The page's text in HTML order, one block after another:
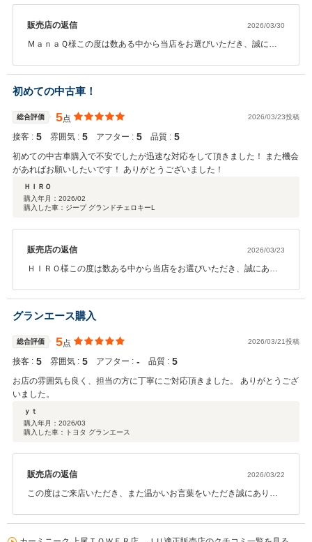
販売店の返信 2026/03/30
ＭａｎａＱ様この度は数ある中から当店をお選びいただき、誠にあ
す。 温かいお言葉を励みに、今後もより良いサービスを提供してま
いります。 またお会いできる日を楽しみにしております。
初めての中古車！
総合評価 5点 2026/03/23投稿
接客 : 5 雰囲気 : 5 アフター : 5 品質 : 5
初めての中古車購入で不安でしたが迅速な対応をして頂きました！ また機会
があればお願いしたいです！ ありがとうございました！
ＨＩＲＯ
購入年月： 2026/02
購入した車：ジープ グランドチェロキーL
販売店の返信 2026/03/23
ＨＩＲＯ様この度は数ある中から当店をお選びいただき、誠にあり
温かいお言葉を励みに、今後もより良いサービスを提供してまいり
ます。 またお会いできる日を楽しみにしております。
グランエース購入
総合評価 5点 2026/03/21投稿
接客 : 5 雰囲気 : 5 アフター : ‐ 品質 : 5
お店の雰囲気も良く、担当の方に丁寧にご対応頂きました。 ありがとうござ
いました。
ｙｔ
購入年月： 2026/03
購入した車：トヨタ グランエース
販売店の返信 2026/03/22
この度はご来店いただき、また温かいお言葉をいただき誠にありが